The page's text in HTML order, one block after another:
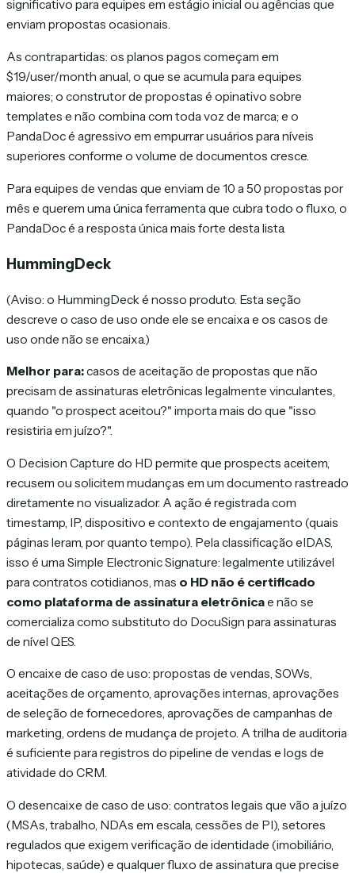
significativo para equipes em estágio inicial ou agências que
enviam propostas ocasionais.
As contrapartidas: os planos pagos começam em
$19/user/month anual, o que se acumula para equipes
maiores; o construtor de propostas é opinativo sobre
templates e não combina com toda voz de marca; e o
PandaDoc é agressivo em empurrar usuários para níveis
superiores conforme o volume de documentos cresce.
Para equipes de vendas que enviam de 10 a 50 propostas por
mês e querem uma única ferramenta que cubra todo o fluxo, o
PandaDoc é a resposta única mais forte desta lista.
HummingDeck
(Aviso: o HummingDeck é nosso produto. Esta seção
descreve o caso de uso onde ele se encaixa e os casos de
uso onde não se encaixa.)
Melhor para:casos de aceitação de propostas que não
precisam de assinaturas eletrônicas legalmente vinculantes,
quando "o prospect aceitou?" importa mais do que "isso
resistiria em juízo?".
O Decision Capture do HD permite que prospects aceitem,
recusem ou solicitem mudanças em um documento rastreado
diretamente no visualizador. A ação é registrada com
timestamp, IP, dispositivo e contexto de engajamento (quais
páginas leram, por quanto tempo). Pela classificação eIDAS,
isso é uma Simple Electronic Signature: legalmente utilizável
para contratos cotidianos, mas o HD não é certificado
como plataforma de assinatura eletrônicae não se
comercializa como substituto do DocuSign para assinaturas
de nível QES.
O encaixe de caso de uso: propostas de vendas, SOWs,
aceitações de orçamento, aprovações internas, aprovações
de seleção de fornecedores, aprovações de campanhas de
marketing, ordens de mudança de projeto. A trilha de auditoria
é suficiente para registros do pipeline de vendas e logs de
atividade do CRM.
O desencaixe de caso de uso: contratos legais que vão a juízo
(MSAs, trabalho, NDAs em escala, cessões de PI), setores
regulados que exigem verificação de identidade (imobiliário,
hipotecas, saúde) e qualquer fluxo de assinatura que precise